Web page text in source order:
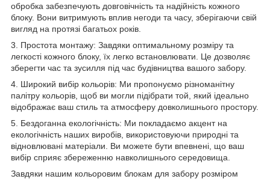
обробка забезпечують довговічність та надійність кожного
блоку. Вони витримують вплив негоди та часу, зберігаючи свій
вигляд на протязі багатьох років.
3. Простота монтажу: Завдяки оптимальному розміру та
легкості кожного блоку, їх легко встановлювати. Це дозволяє
зберегти час та зусилля під час будівництва вашого забору.
4. Широкий вибір кольорів: Ми пропонуємо різноманітну
палітру кольорів, щоб ви могли підібрати той, який ідеально
відображає ваш стиль та атмосферу довколишнього простору.
5. Бездоганна екологічність: Ми покладаємо акцент на
екологічність наших виробів, використовуючи природні та
відновлювані матеріали. Ви можете бути впевнені, що ваш
вибір сприяє збереженню навколишнього середовища.
Завдяки нашим кольоровим блокам для забору розміром